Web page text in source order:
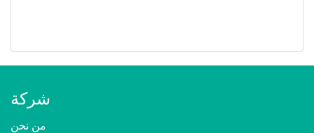
شركة
من نحن